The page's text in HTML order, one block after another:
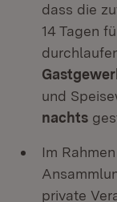
dass die
14 Tagen
und
nachts
Im
private